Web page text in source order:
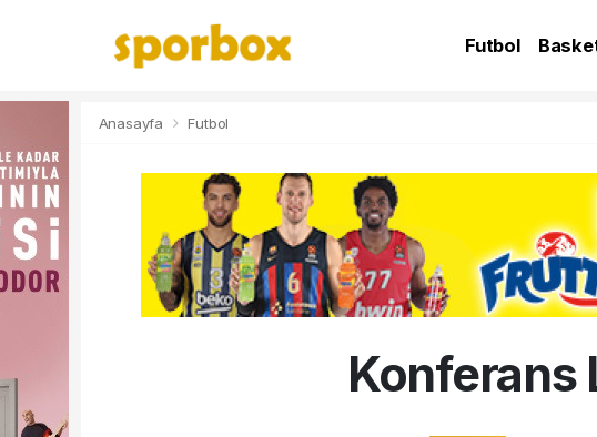
Futbol
Anasayfa Futbol
Konferans